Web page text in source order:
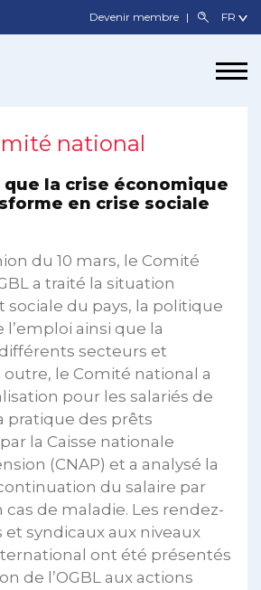
Devenir membre
national
la crise économique
en crise sociale
du 10 mars, le Comité
a traité la situation
du pays, la politique
ainsi que la
secteurs et
le Comité national a
pour les salariés de
pratique des prêts
la Caisse nationale
(CNAP) et a analysé la
du salaire par
cas de maladie. Les rendez-
syndicaux aux niveaux
ont été présentés
de l’OGBL aux actions